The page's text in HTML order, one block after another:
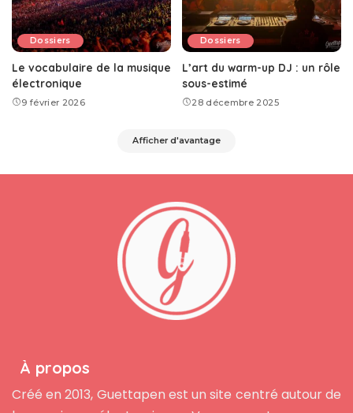
Dossiers
Le vocabulaire de la musique
électronique
9 février 2026
Dossiers
L’art du warm-up DJ : un rôle
sous-estimé
28 décembre 2025
Afficher d'avantage
À propos
Créé en 2013, Guettapen est un site centré autour de